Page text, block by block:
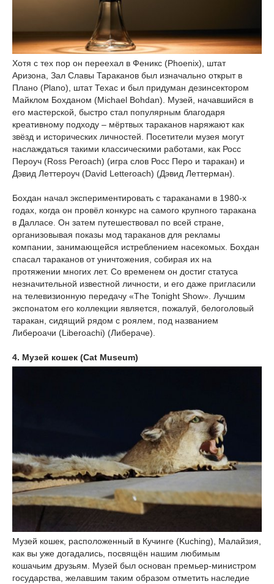
Хотя с тех пор он переехал в Феникс (Phoenix), штат
Аризона, Зал Славы Тараканов был изначально открыт в
Плано (Plano), штат Техас и был придуман дезинсектором
Майклом Бохданом (Michael Bohdan). Музей, начавшийся в
его мастерской, быстро стал популярным благодаря
креативному подходу – мёртвых тараканов наряжают как
звёзд и исторических личностей. Посетители музея могут
наслаждаться такими классическими работами, как Росс
Пероуч (Ross Peroach) (игра слов Росс Перо и таракан) и
Дэвид Леттероуч (David Letteroach) (Дэвид Леттерман).
Бохдан начал экспериментировать с тараканами в 1980-х
годах, когда он провёл конкурс на самого крупного таракана
в Далласе. Он затем путешествовал по всей стране,
организовывая показы мод тараканов для рекламы
компании, занимающейся истреблением насекомых. Бохдан
спасал тараканов от уничтожения, собирая их на
протяжении многих лет. Со временем он достиг статуса
незначительной известной личности, и его даже пригласили
на телевизионную передачу «The Tonight Show». Лучшим
экспонатом его коллекции является, пожалуй, белоголовый
таракан, сидящий рядом с роялем, под названием
Либероачи (Liberoachi) (Либераче).
4. Музей кошек (Cat Museum)
Музей кошек, расположенный в Кучинге (Kuching), Малайзия,
как вы уже догадались, посвящён нашим любимым
кошачьим друзьям. Музей был основан премьер-министром
государства, желавшим таким образом отметить наследие